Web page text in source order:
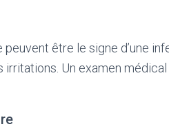
être le signe d’une
irritations. Un examen